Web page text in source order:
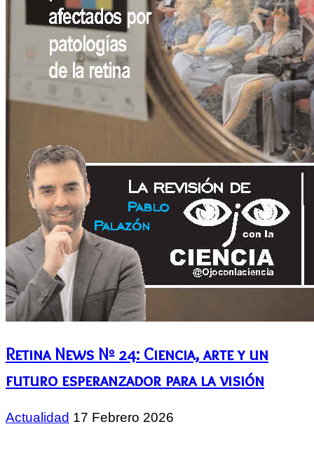
Retina News Nº 24: Ciencia, arte y un
futuro esperanzador para la visión
Actualidad 17 Febrero 2026